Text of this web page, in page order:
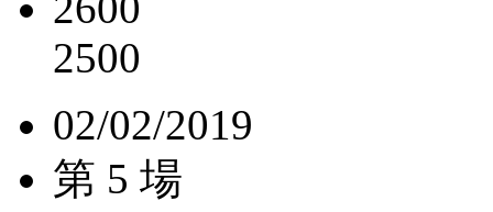
2500
02/02/2019
第 5 場